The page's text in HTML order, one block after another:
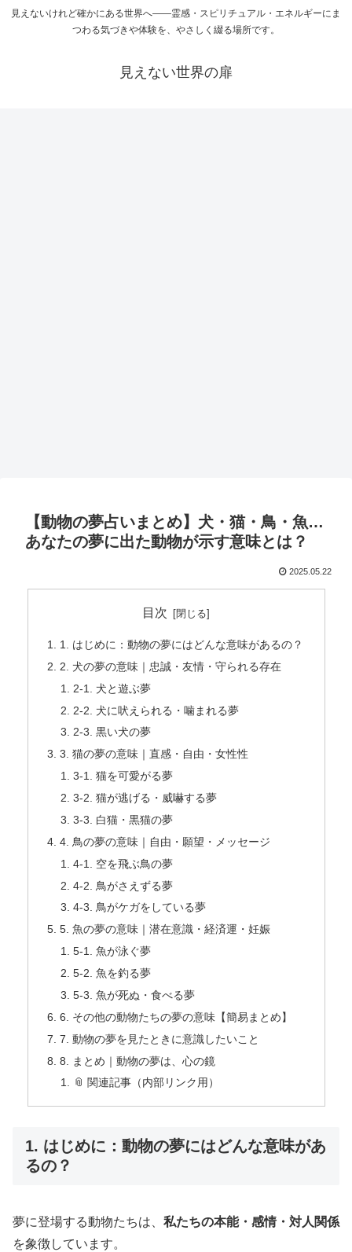
見えないけれど確かにある世界へ――霊感・スピリチュアル・エネルギーにま
つわる気づきや体験を、やさしく綴る場所です。
見えない世界の扉
【動物の夢占いまとめ】犬・猫・鳥・魚…
あなたの夢に出た動物が示す意味とは？
2025.05.22
目次
1. はじめに：動物の夢にはどんな意味があるの？
2. 犬の夢の意味｜忠誠・友情・守られる存在
2-1. 犬と遊ぶ夢
2-2. 犬に吠えられる・噛まれる夢
2-3. 黒い犬の夢
3. 猫の夢の意味｜直感・自由・女性性
3-1. 猫を可愛がる夢
3-2. 猫が逃げる・威嚇する夢
3-3. 白猫・黒猫の夢
4. 鳥の夢の意味｜自由・願望・メッセージ
4-1. 空を飛ぶ鳥の夢
4-2. 鳥がさえずる夢
4-3. 鳥がケガをしている夢
5. 魚の夢の意味｜潜在意識・経済運・妊娠
5-1. 魚が泳ぐ夢
5-2. 魚を釣る夢
5-3. 魚が死ぬ・食べる夢
6. その他の動物たちの夢の意味【簡易まとめ】
7. 動物の夢を見たときに意識したいこと
8. まとめ｜動物の夢は、心の鏡
📎 関連記事（内部リンク用）
1. はじめに：動物の夢にはどんな意味があ
るの？
夢に登場する動物たちは、 私たちの本能・感情・対人関係
を象徴しています。